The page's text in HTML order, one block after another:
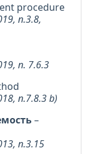
procedure
п.3.8,
п. 7.6.3
п.7.8.3 b)
–
п.3.15